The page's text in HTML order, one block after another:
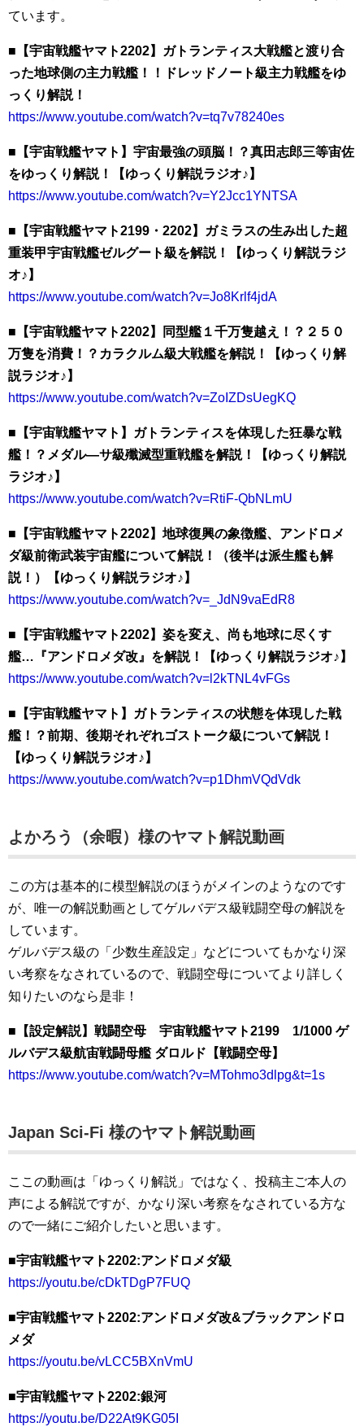
ています。
■【宇宙戦艦ヤマト2202】ガトランティス大戦艦と渡り合
った地球側の主力戦艦！！ドレッドノート級主力戦艦をゆ
っくり解説！
https://www.youtube.com/watch?v=tq7v78240es
■【宇宙戦艦ヤマト】宇宙最強の頭脳！？真田志郎三等宙佐
をゆっくり解説！【ゆっくり解説ラジオ♪】
https://www.youtube.com/watch?v=Y2Jcc1YNTSA
■【宇宙戦艦ヤマト2199・2202】ガミラスの生み出した超
重装甲宇宙戦艦ゼルグート級を解説！【ゆっくり解説ラジ
オ♪】
https://www.youtube.com/watch?v=Jo8Krlf4jdA
■【宇宙戦艦ヤマト2202】同型艦１千万隻越え！？２５０
万隻を消費！？カラクルム級大戦艦を解説！【ゆっくり解
説ラジオ♪】
https://www.youtube.com/watch?v=ZoIZDsUegKQ
■【宇宙戦艦ヤマト】ガトランティスを体現した狂暴な戦
艦！？メダル―サ級殲滅型重戦艦を解説！【ゆっくり解説
ラジオ♪】
https://www.youtube.com/watch?v=RtiF-QbNLmU
■【宇宙戦艦ヤマト2202】地球復興の象徴艦、アンドロメ
ダ級前衛武装宇宙艦について解説！（後半は派生艦も解
説！）【ゆっくり解説ラジオ♪】
https://www.youtube.com/watch?v=_JdN9vaEdR8
■【宇宙戦艦ヤマト2202】姿を変え、尚も地球に尽くす
艦…『アンドロメダ改』を解説！【ゆっくり解説ラジオ♪】
https://www.youtube.com/watch?v=l2kTNL4vFGs
■【宇宙戦艦ヤマト】ガトランティスの状態を体現した戦
艦！？前期、後期それぞれゴストーク級について解説！
【ゆっくり解説ラジオ♪】
https://www.youtube.com/watch?v=p1DhmVQdVdk
よかろう（余暇）様のヤマト解説動画
この方は基本的に模型解説のほうがメインのようなのです
が、唯一の解説動画としてゲルバデス級戦闘空母の解説を
しています。
ゲルバデス級の「少数生産設定」などについてもかなり深
い考察をなされているので、戦闘空母についてより詳しく
知りたいのなら是非！
■【設定解説】戦闘空母 宇宙戦艦ヤマト2199 1/1000 ゲ
ルバデス級航宙戦闘母艦 ダロルド【戦闘空母】
https://www.youtube.com/watch?v=MTohmo3dlpg&t=1s
Japan Sci-Fi 様のヤマト解説動画
ここの動画は「ゆっくり解説」ではなく、投稿主ご本人の
声による解説ですが、かなり深い考察をなされている方な
ので一緒にご紹介したいと思います。
■宇宙戦艦ヤマト2202:アンドロメダ級
https://youtu.be/cDkTDgP7FUQ
■宇宙戦艦ヤマト2202:アンドロメダ改&ブラックアンドロ
メダ
https://youtu.be/vLCC5BXnVmU
■宇宙戦艦ヤマト2202:銀河
https://youtu.be/D22At9KG05I